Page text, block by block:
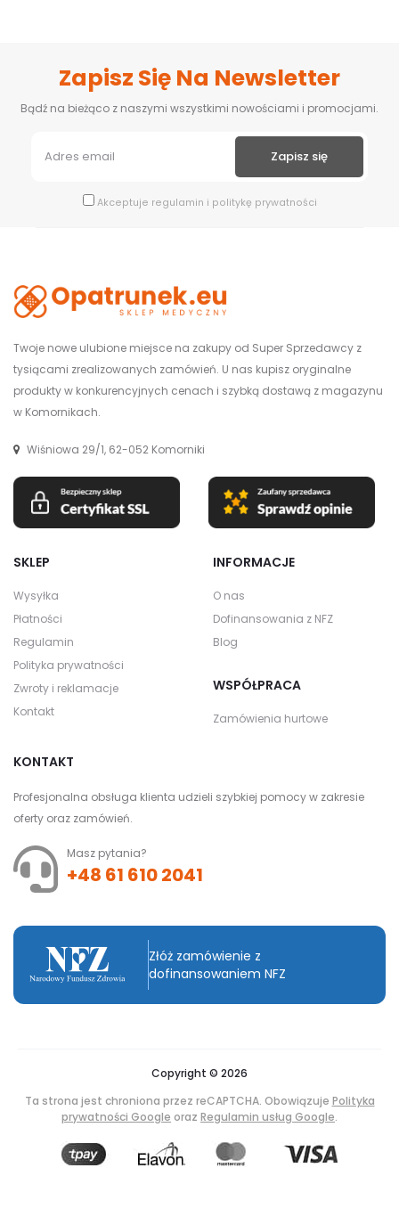
Zapisz Się Na Newsletter
Bądź na bieżąco z naszymi wszystkimi nowościami i promocjami.
Akceptuje regulamin i politykę prywatności
Twoje nowe ulubione miejsce na zakupy od Super Sprzedawcy z
tysiącami zrealizowanych zamówień. U nas kupisz oryginalne
produkty w konkurencyjnych cenach i szybką dostawą z magazynu
w Komornikach.
Wiśniowa 29/1, 62-052 Komorniki
SKLEP
Wysyłka
Płatności
Regulamin
Polityka prywatności
Zwroty i reklamacje
Kontakt
INFORMACJE
O nas
Dofinansowania z NFZ
Blog
WSPÓŁPRACA
Zamówienia hurtowe
KONTAKT
Profesjonalna obsługa klienta udzieli szybkiej pomocy w zakresie
oferty oraz zamówień.
Masz pytania?
+48 61 610 2041
Złóż zamówienie z
dofinansowaniem NFZ
Copyright © 2026
Ta strona jest chroniona przez reCAPTCHA. Obowiązuje Polityka
prywatności Google oraz Regulamin usług Google.